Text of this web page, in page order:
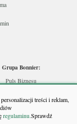
treści i reklam,
regulaminu.Sprawdź
Grupa Bonnier:
Puls Biznesu
Puls Medycyny
Monitor Firm